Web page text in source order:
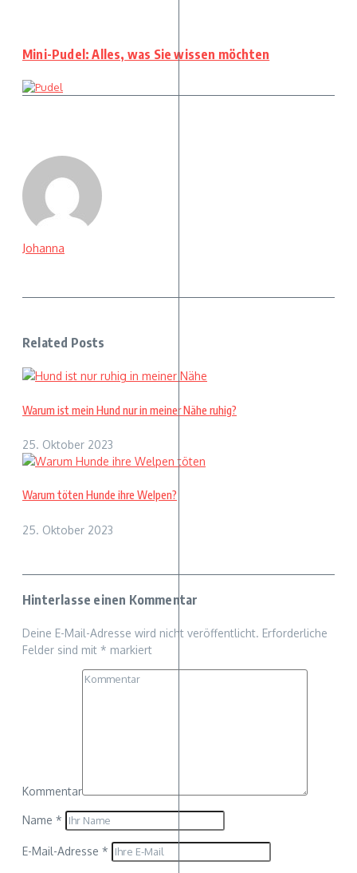
Mini-Pudel: Alles, was Sie wissen möchten
Johanna
Related Posts
Warum ist mein Hund nur in meiner Nähe ruhig?
25. Oktober 2023
Warum töten Hunde ihre Welpen?
25. Oktober 2023
Hinterlasse einen Kommentar
Deine E-Mail-Adresse wird nicht veröffentlicht. Erforderliche
Felder sind mit * markiert
Kommentar
Name *
E-Mail-Adresse *